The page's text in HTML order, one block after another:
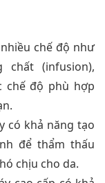
chế độ như
chất (infusion),
chế độ phù hợp
có khả năng tạo
để thẩm thấu
chịu cho da.